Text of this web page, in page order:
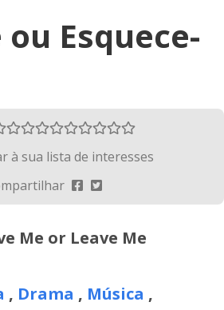
Esquece-
à sua lista de interesses
Me or Leave Me
, Drama , Música ,